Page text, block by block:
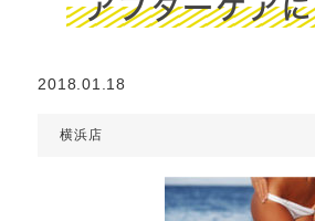
2018.01.18
横浜店